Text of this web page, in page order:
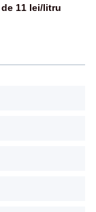
11 lei/litru